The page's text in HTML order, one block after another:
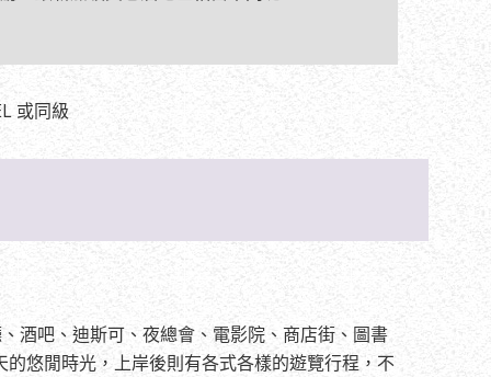
或同級
酒吧、迪斯可、夜總會、電影院、商店街、圖書
悠閒時光，上岸後則有各式各樣的遊覽行程，不